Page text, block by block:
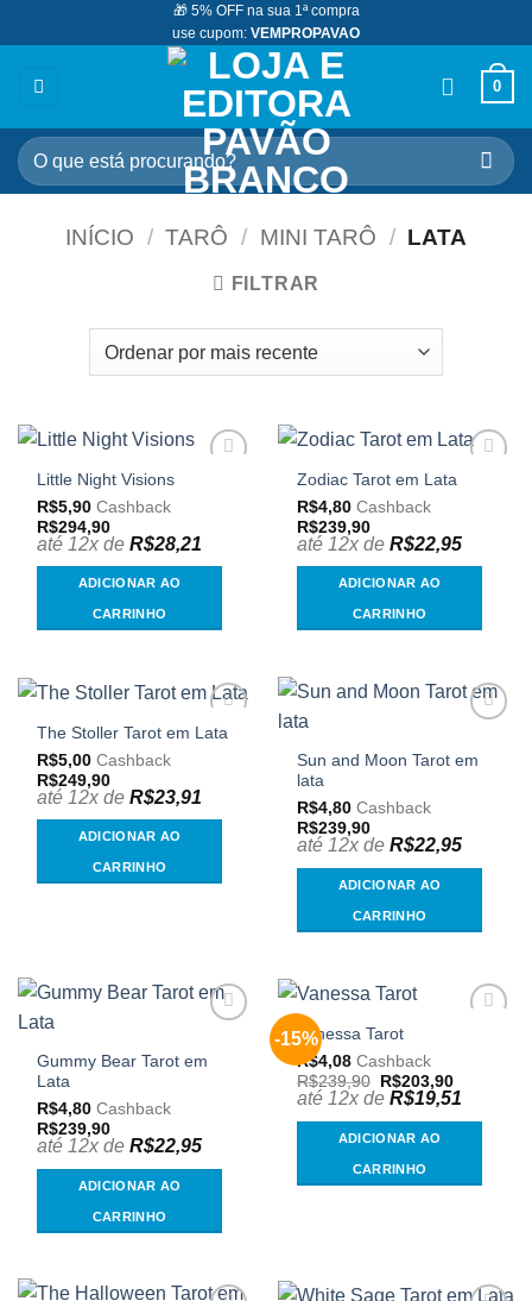
to
🎁 5% OFF na sua 1ª compra
use cupom: VEMPROPAVAO
0
Pesquisar
por:
INÍCIO / TARÔ / MINI TARÔ / LATA
FILTRAR
desejos
Little Night Visions
R$5,90 Cashback
R$294,90
até 12x deR$28,21
ADICIONAR AO
CARRINHO
Adicionar
desejos
Zodiac Tarot em Lata
R$4,80 Cashback
R$239,90
até 12x deR$22,95
ADICIONAR AO
CARRINHO
Adicionar
desejos
The Stoller Tarot em Lata
R$5,00 Cashback
R$249,90
até 12x deR$23,91
ADICIONAR AO
CARRINHO
meus
Sun and Moon Tarot em
lata
R$4,80 Cashback
R$239,90
até 12x deR$22,95
ADICIONAR AO
CARRINHO
meus
Gummy Bear Tarot em
Lata
R$4,80 Cashback
R$239,90
até 12x deR$22,95
ADICIONAR AO
CARRINHO
-15%
desejos
Vanessa Tarot
R$4,08 Cashback
R$239,90 O
preço
original
era:
R$239,90.
R$203,90O
preço
atual
é:
até 12x deR$19,51
ADICIONAR AO
CARRINHO